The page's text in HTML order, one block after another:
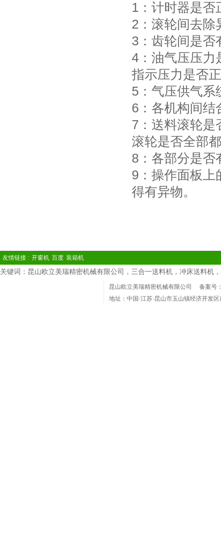
1：计时器是否
2：滚轮间去除
3：齿轮间是
4：油气压压力
指示压力是否
5：气压供气
6：各机构间
7：送料滚轮是
滚轮是否全部
8：各部分是
9：操作面板上
得有异物。
友情链接 : 开窗机 百度 装箱机
关键词：昆山欧立美瑞精密机械有限公司，三合一送料机，冲床送料机
昆山欧立美瑞精密机械有限公司 备案号
地址：中国·江苏·昆山市玉山镇经济开发